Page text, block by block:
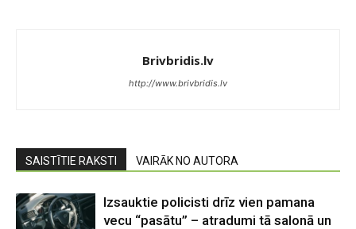
Brivbridis.lv
http://www.brivbridis.lv
SAISTĪTIE RAKSTI VAIRĀK NO AUTORA
Izsauktie policisti drīz vien pamana
vecu “pasātu” – atradumi tā salonā un